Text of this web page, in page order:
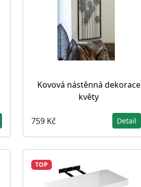
Kovová nástěnná dekorace
květy
759 Kč Detail
TOP